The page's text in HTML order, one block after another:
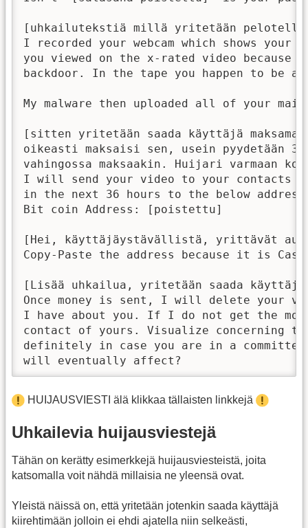
[uhkailutekstiä millä yritetään
I recorded your webcam which shows
you viewed on the x-rated video
backdoor. In the tape you happen to be
My malware then uploaded all of your
[sitten yritetään saada käyttäjä
oikeasti maksaisi sen, usein pyydetään
vahingossa maksaakin. Huijari varmaan
I will send your video to your contacts
in the next 36 hours to the below
Bit coin Address: [poistettu]
[Hei, käyttäjäystävällistä, yrittävät
Copy-Paste the address because it is
[Lisää uhkailua, yritetään saada käyttäjä
Once money is sent, I will delete your
I have about you. If I do not get the
contact of yours. Visualize concerning
definitely in case you are in a
will eventually affect?
HUIJAUSVIESTI älä klikkaa tällaisten linkkejä
Uhkailevia huijausviestejä
Tähän on kerätty esimerkkejä huijausviesteistä, joita
katsomalla voit nähdä millaisia ne yleensä ovat.
Yleistä näissä on, että yritetään jotenkin saada käyttäjä
kiirehtimään jolloin ei ehdi ajatella niin selkeästi,